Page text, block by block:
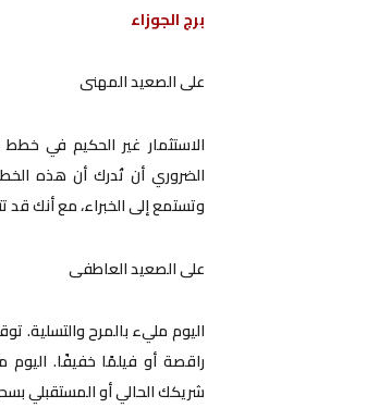
برج الجوزاء
على الصعيد المهنى
الاستثمار غير الحكيم في
الضروري أن تُدرك أن هذه
وتستمع إلى الخبراء، مع أنك قد
على الصعيد العاطفى
اليوم مليء بالمرح والتسلية.
راقصة أو فيلمًا خفيفًا. اليوم
شريكك الحالي أو المستقبلي